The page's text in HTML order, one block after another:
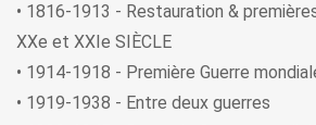
• 1816-1913 - Restauration &
XXe et XXIe SIÈCLE
• 1914-1918 - Première Guerre
• 1919-1938 - Entre deux guerres